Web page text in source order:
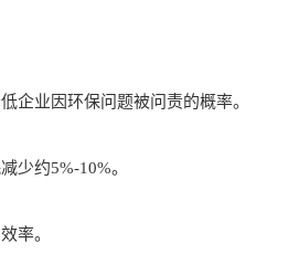
业因环保问题被问责的概率。
约5%-10%。
率。